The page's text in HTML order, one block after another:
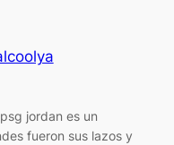
jordan es un
fueron sus lazos y